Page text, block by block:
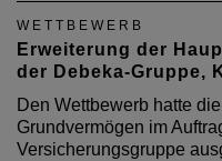
WETTBEWERB
Erweiterung der
der Debeka-Gruppe,
Den Wettbewerb hatte
Grundvermögen im
Versicherungsgruppe